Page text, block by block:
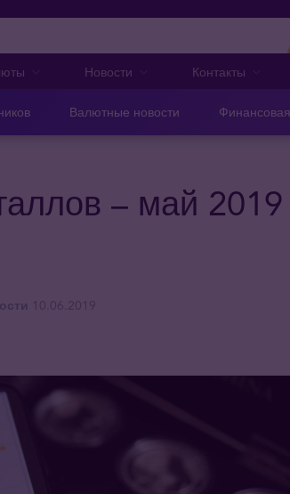
Новости Контакты
Валютные новости
– май 2019